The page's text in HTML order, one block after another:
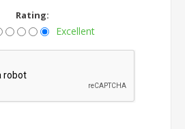
Rating:
Excellent